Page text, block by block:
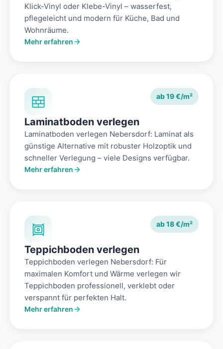
Klick-Vinyl oder Klebe-Vinyl – wasserfest,
pflegeleicht und modern für Küche, Bad und
Wohnräume.
Mehr erfahren
ab 19 €/m²
Laminatboden verlegen
Laminatboden verlegen Nebersdorf: Laminat als
günstige Alternative mit robuster Holzoptik und
schneller Verlegung – viele Designs verfügbar.
Mehr erfahren
ab 18 €/m²
Teppichboden verlegen
Teppichboden verlegen Nebersdorf: Für
maximalen Komfort und Wärme verlegen wir
Teppichboden professionell, verklebt oder
verspannt für perfekten Halt.
Mehr erfahren